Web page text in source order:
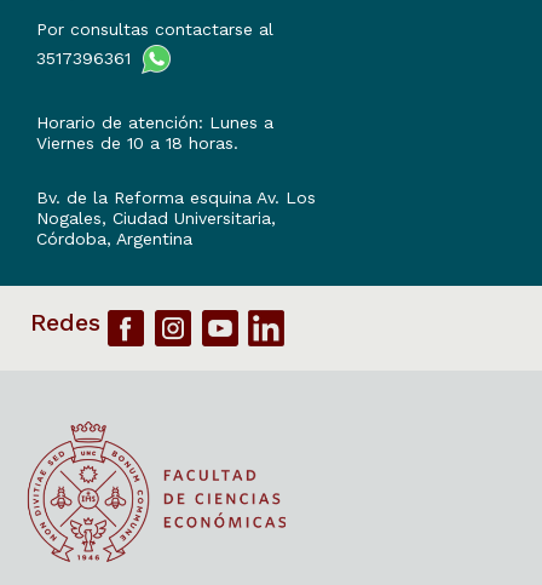
Por consultas contactarse al
3517396361
Horario de atención: Lunes a
Viernes de 10 a 18 horas.
Bv. de la Reforma esquina Av. Los
Nogales, Ciudad Universitaria,
Córdoba, Argentina